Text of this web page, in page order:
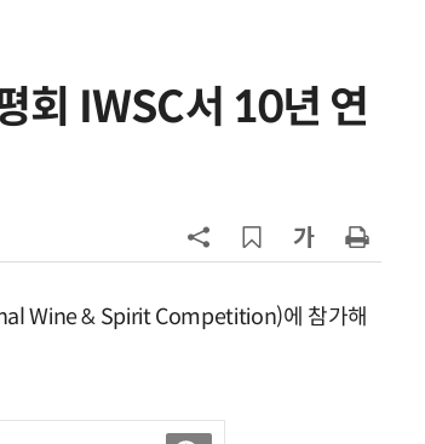
회 IWSC서 10년 연
Wine & Spirit Competition)에 참가해
6
쿠팡Inc, 상반기 영업적자 1.2조 육
크'…“내년 중순께 유출 사고 전 수준
최대'…쿠팡이츠도 신기록”